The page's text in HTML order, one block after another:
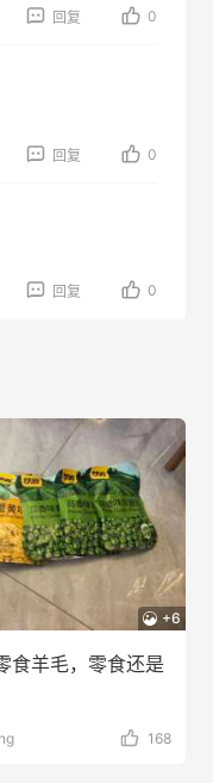
回复 0
回复 0
回复 0
+6
食羊毛，零食还是
168
哪个好用？混油皮选了
3
哪个网站可以海淘？